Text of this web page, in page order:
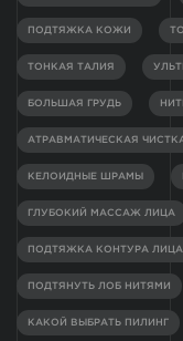
ПОДТЯЖКА КОЖИ
ТОНКАЯ ТАЛИЯ
БОЛЬШАЯ ГРУДЬ
АТРАВМАТИЧЕСКАЯ
КЕЛОИДНЫЕ ШРАМЫ
ГЛУБОКИЙ МАССАЖ ЛИЦА
ПОДТЯЖКА КОНТУРА
ПОДТЯНУТЬ ЛОБ НИТЯМИ
КАКОЙ ВЫБРАТЬ ПИЛИНГ